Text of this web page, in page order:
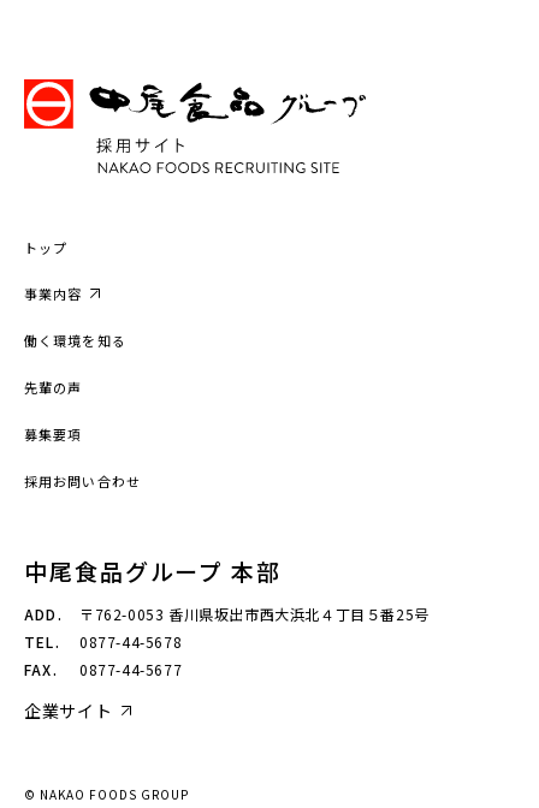
トップ
事業内容
働く環境を知る
先輩の声
募集要項
採用お問い合わせ
中尾食品グループ 本部
ADD.
〒762-0053 香川県坂出市西大浜北４丁目５番25号
TEL.
0877-44-5678
FAX.
0877-44-5677
企業サイト
© NAKAO FOODS GROUP